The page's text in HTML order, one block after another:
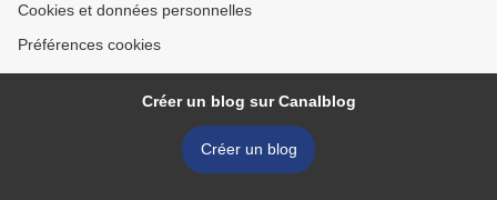
Cookies et données personnelles
Préférences cookies
Créer un blog sur Canalblog
Créer un blog